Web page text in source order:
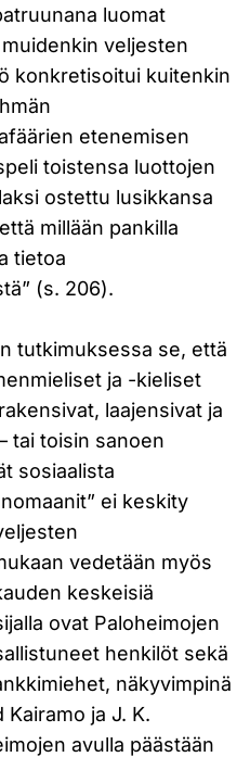
luomat
veljesten
konkretisoitui kuitenkin
etenemisen
toistensa luottojen
ostettu lusikkansa
millään pankilla
tietoa
(s. 206).
tutkimuksessa se, että
ja -kieliset
laajensivat ja
tai toisin sanoen
sosiaalista
ei keskity
vedetään myös
keskeisiä
ovat Paloheimojen
henkilöt sekä
näkyvimpinä
ja J. K.
avulla päästään